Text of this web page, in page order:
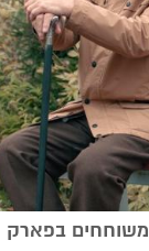
משוחחים בפארק